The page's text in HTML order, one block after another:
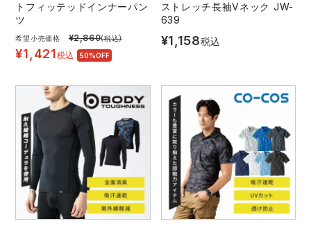
トフィッテッドインナーパン
ツ
希望小売価格 ¥2,860(税込)
¥1,421税込 50%OFF
ストレッチ長袖Vネック JW-
639
¥1,158税込